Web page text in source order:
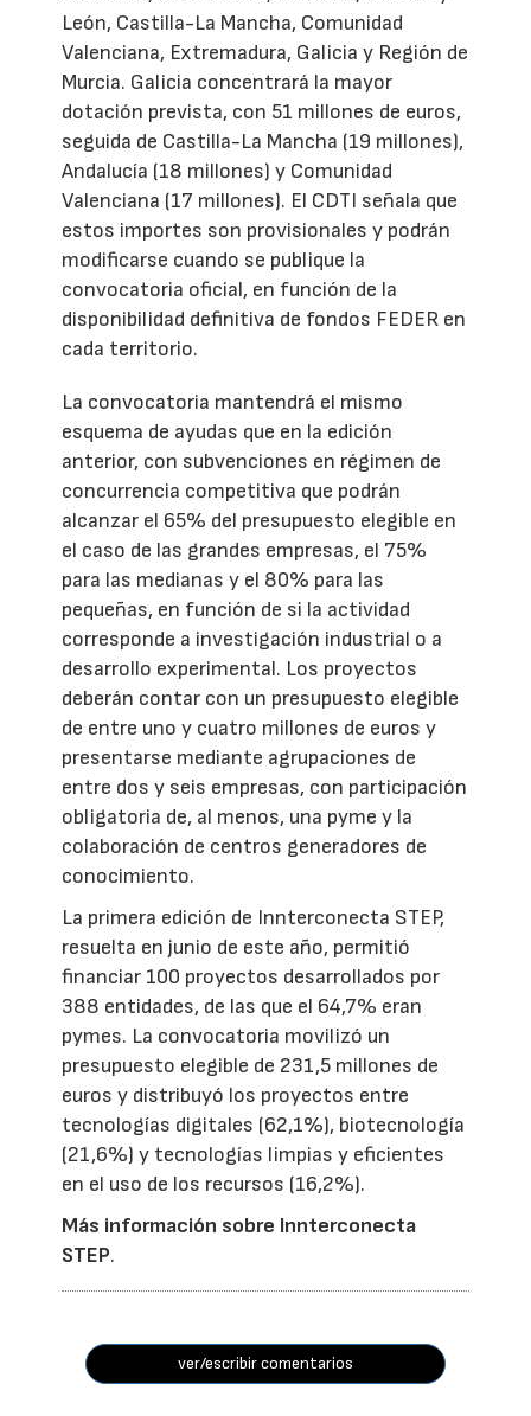
León, Castilla-La Mancha, Comunidad
Valenciana, Extremadura, Galicia y Región de
Murcia. Galicia concentrará la mayor
dotación prevista, con 51 millones de euros,
seguida de Castilla-La Mancha (19 millones),
Andalucía (18 millones) y Comunidad
Valenciana (17 millones). El CDTI señala que
estos importes son provisionales y podrán
modificarse cuando se publique la
convocatoria oficial, en función de la
disponibilidad definitiva de fondos FEDER en
cada territorio.
La convocatoria mantendrá el mismo
esquema de ayudas que en la edición
anterior, con subvenciones en régimen de
concurrencia competitiva que podrán
alcanzar el 65% del presupuesto elegible en
el caso de las grandes empresas, el 75%
para las medianas y el 80% para las
pequeñas, en función de si la actividad
corresponde a investigación industrial o a
desarrollo experimental. Los proyectos
deberán contar con un presupuesto elegible
de entre uno y cuatro millones de euros y
presentarse mediante agrupaciones de
entre dos y seis empresas, con participación
obligatoria de, al menos, una pyme y la
colaboración de centros generadores de
conocimiento.
La primera edición de Innterconecta STEP,
resuelta en junio de este año, permitió
financiar 100 proyectos desarrollados por
388 entidades, de las que el 64,7% eran
pymes. La convocatoria movilizó un
presupuesto elegible de 231,5 millones de
euros y distribuyó los proyectos entre
tecnologías digitales (62,1%), biotecnología
(21,6%) y tecnologías limpias y eficientes
en el uso de los recursos (16,2%).
Más información sobre Innterconecta
STEP.
ver/escribir comentarios